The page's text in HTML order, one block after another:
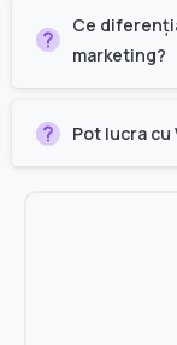
Ce
marketing?
Pot lucra cu